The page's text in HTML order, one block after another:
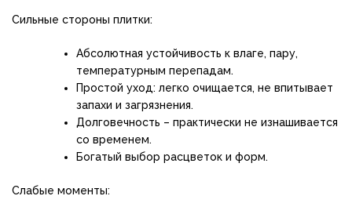
Сильные стороны плитки:
Абсолютная устойчивость к влаге, пару,
температурным перепадам.
Простой уход: легко очищается, не впитывает
запахи и загрязнения.
Долговечность – практически не изнашивается
со временем.
Богатый выбор расцветок и форм.
Слабые моменты: